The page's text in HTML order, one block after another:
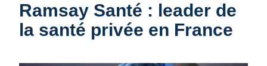
Ramsay Santé : leader de
la santé privée en France